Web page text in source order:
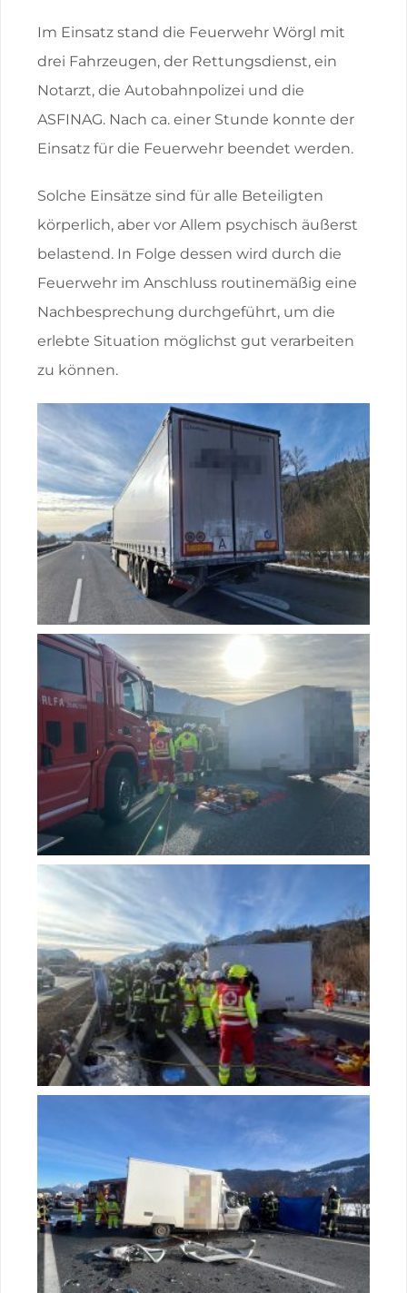
Im Einsatz stand die Feuerwehr Wörgl mit
drei Fahrzeugen, der Rettungsdienst, ein
Notarzt, die Autobahnpolizei und die
ASFINAG. Nach ca. einer Stunde konnte der
Einsatz für die Feuerwehr beendet werden.
Solche Einsätze sind für alle Beteiligten
körperlich, aber vor Allem psychisch äußerst
belastend. In Folge dessen wird durch die
Feuerwehr im Anschluss routinemäßig eine
Nachbesprechung durchgeführt, um die
erlebte Situation möglichst gut verarbeiten
zu können.